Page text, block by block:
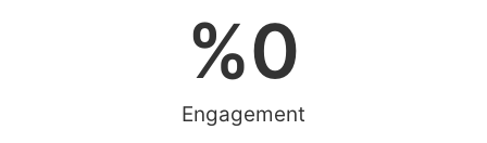
Engagement
0
%